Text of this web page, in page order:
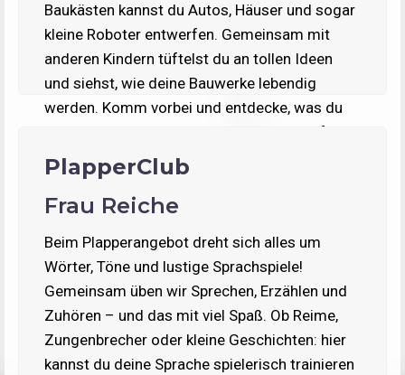
Baukästen kannst du Autos, Häuser und sogar
kleine Roboter entwerfen. Gemeinsam mit
anderen Kindern tüftelst du an tollen Ideen
und siehst, wie deine Bauwerke lebendig
werden. Komm vorbei und entdecke, was du
alles mit deinen Händen und deinem Kopf
erschaffen kannst!
PlapperClub
Frau Reiche
Beim Plapperangebot dreht sich alles um
Wörter, Töne und lustige Sprachspiele!
Gemeinsam üben wir Sprechen, Erzählen und
Zuhören – und das mit viel Spaß. Ob Reime,
Zungenbrecher oder kleine Geschichten: hier
kannst du deine Sprache spielerisch trainieren